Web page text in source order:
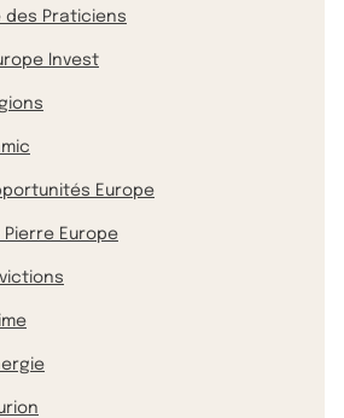
des Praticiens
Invest
Europe
Pierre Europe